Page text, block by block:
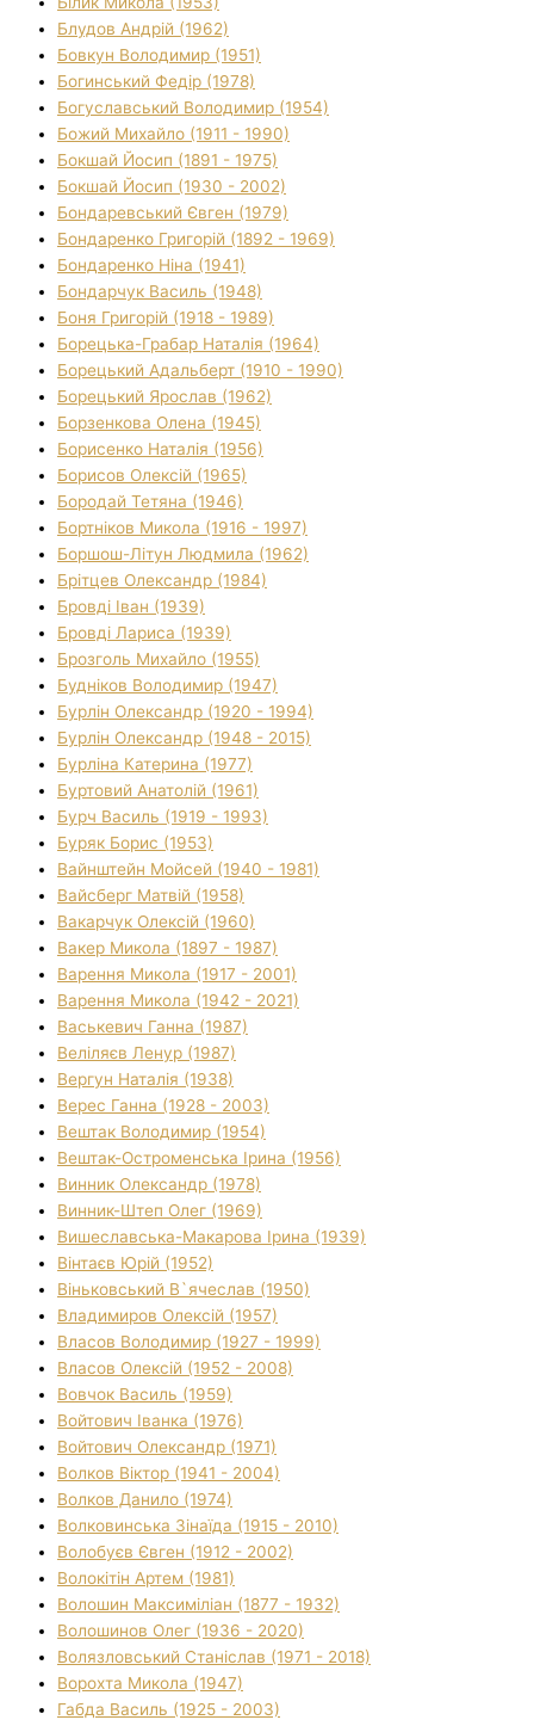
Блудов Андрій (1962)
Бовкун Володимир (1951)
Богинський Федір (1978)
Богуславський Володимир (1954)
Божий Михайло (1911 - 1990)
Бокшай Йосип (1891 - 1975)
Бокшай Йосип (1930 - 2002)
Бондаревський Євген (1979)
Бондаренко Григорій (1892 - 1969)
Бондаренко Ніна (1941)
Бондарчук Василь (1948)
Боня Григорій (1918 - 1989)
Борецька-Грабар Наталія (1964)
Борецький Адальберт (1910 - 1990)
Борецький Ярослав (1962)
Борзенкова Олена (1945)
Борисенко Наталія (1956)
Борисов Олексій (1965)
Бородай Тетяна (1946)
Бортніков Микола (1916 - 1997)
Боршош-Літун Людмила (1962)
Брітцев Олександр (1984)
Бровді Іван (1939)
Бровді Лариса (1939)
Брозголь Михайло (1955)
Будніков Володимир (1947)
Бурлін Олександр (1920 - 1994)
Бурлін Олександр (1948 - 2015)
Бурліна Катерина (1977)
Буртовий Анатолій (1961)
Бурч Василь (1919 - 1993)
Буряк Борис (1953)
Вайнштейн Мойсей (1940 - 1981)
Вайсберг Матвій (1958)
Вакарчук Олексій (1960)
Вакер Микола (1897 - 1987)
Варення Микола (1917 - 2001)
Варення Микола (1942 - 2021)
Васькевич Ганна (1987)
Веліляєв Ленур (1987)
Вергун Наталія (1938)
Верес Ганна (1928 - 2003)
Вештак Володимир (1954)
Вештак-Остроменська Ірина (1956)
Винник Олександр (1978)
Винник-Штеп Олег (1969)
Вишеславська-Макарова Ірина (1939)
Вінтаєв Юрій (1952)
Віньковський В`ячеслав (1950)
Владимиров Олексій (1957)
Власов Володимир (1927 - 1999)
Власов Олексій (1952 - 2008)
Вовчок Василь (1959)
Войтович Іванка (1976)
Войтович Олександр (1971)
Волков Віктор (1941 - 2004)
Волков Данило (1974)
Волковинська Зінаїда (1915 - 2010)
Волобуєв Євген (1912 - 2002)
Волокітін Артем (1981)
Волошин Максиміліан (1877 - 1932)
Волошинов Олег (1936 - 2020)
Волязловський Станіслав (1971 - 2018)
Ворохта Микола (1947)
Габда Василь (1925 - 2003)